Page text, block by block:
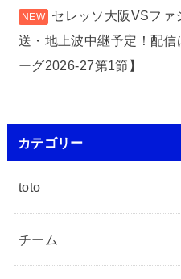
セレッソ大阪VSファ
送・地上波中継予定！配信
ーグ2026-27第1節】
カテゴリー
toto
チーム